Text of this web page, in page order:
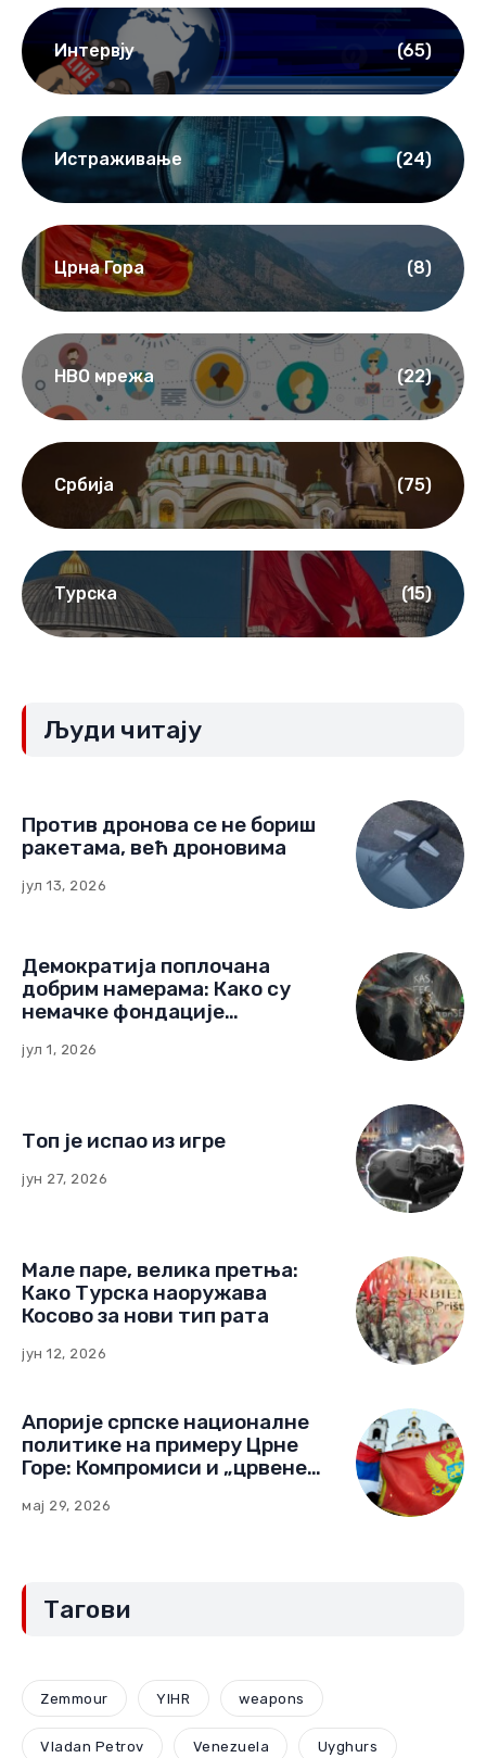
Интервју (65)
Истраживање (24)
Црна Гора (8)
НВО мрежа (22)
Србија (75)
Турска (15)
Људи читају
Против дронова се не бориш
ракетама, већ дроновима
јул 13, 2026
Демократија поплочана
добрим намерама: Како су
немачке фондације
Црној Гори
јул 1, 2026
Топ је испао из игре
јун 27, 2026
Мале паре, велика претња:
Како Турска наоружава
Косово за нови тип рата
јун 12, 2026
Апорије српске националне
политике на примеру Црне
Горе: Компромиси и „црвене
мај 29, 2026
Тагови
Zemmour YIHR weapons
Vladan Petrov Venezuela Uyghurs